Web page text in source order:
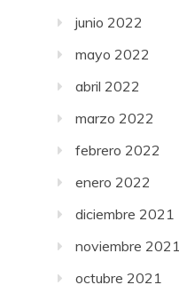
junio 2022
mayo 2022
abril 2022
marzo 2022
febrero 2022
enero 2022
diciembre 2021
noviembre 2021
octubre 2021